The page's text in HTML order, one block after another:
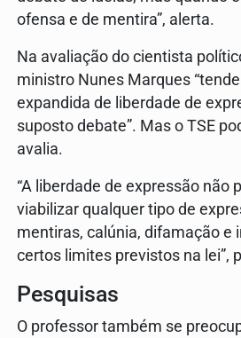
ofensa e de mentira”, alerta.
Na avaliação do cientista
ministro Nunes Marques
expandida de liberdade de
suposto debate”. Mas o TSE
avalia.
“A liberdade de expressão não
viabilizar qualquer tipo de
mentiras, calúnia, difamação e
certos limites previstos na lei”,
Pesquisas
O professor também se